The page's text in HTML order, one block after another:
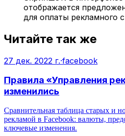
отображается
для оплаты рекламного
Читайте так же
27 дек. 2022 г.·facebook
Правила «Управления
изменились
Сравнительная таблица старых и
рекламой в Facebook: валюты,
ключевые изменения.